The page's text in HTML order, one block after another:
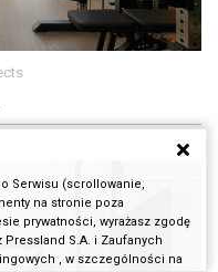
Serwisu (scrollowanie,
na stronie poza
prywatności, wyrażasz zgodę
S.A. i Zaufanych
, w szczególności na